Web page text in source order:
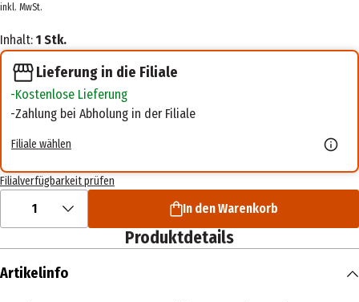
inkl. MwSt.
Inhalt: 1 Stk.
Lieferung in die Filiale
Kostenlose Lieferung
Zahlung bei Abholung in der Filiale
Filiale wählen
Filialverfügbarkeit prüfen
1 In den Warenkorb
Produktdetails
Artikelinfo